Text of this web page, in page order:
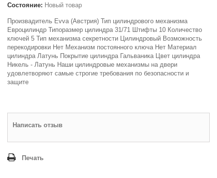
Состояние: Новый товар
Произвадитель Evva (Австрия) Тип цилиндрового механизма
Евроцилиндр Типоразмер цилиндра 31/71 Штифты 10 Количество
ключей 5 Тип механизма секретности Цилиндровый Возможность
перекодировки Нет Механизм постоянного ключа Нет Материал
цилиндра Латунь Покрытие цилиндра Гальваника Цвет цилиндра
Никель - Латунь Наши цилиндровые механизмы на двери
удовлетворяют самые строгие требования по безопасности и
защите
Написать отзыв
Печать